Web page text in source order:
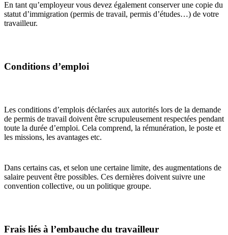
En tant qu’employeur vous devez également conserver une copie du
statut d’immigration (permis de travail, permis d’études…) de votre
travailleur.
Conditions d’emploi
Les conditions d’emplois déclarées aux autorités lors de la demande
de permis de travail doivent être scrupuleusement respectées pendant
toute la durée d’emploi. Cela comprend, la rémunération, le poste et
les missions, les avantages etc.
Dans certains cas, et selon une certaine limite, des augmentations de
salaire peuvent être possibles. Ces dernières doivent suivre une
convention collective, ou un politique groupe.
Frais liés à l’embauche du travailleur